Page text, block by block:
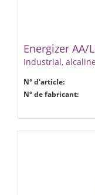
Energizer AA/
Industrial,
N° d'article:
N° de fabricant: